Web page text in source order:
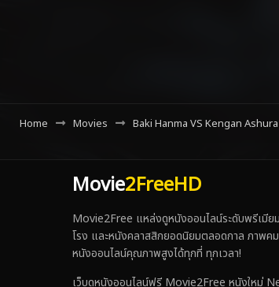
Home Movies Baki Hanma VS Kengan Ashura
Movie2FreeHD
Movie2Free แหล่งดูหนังออนไลน์ระดับพรีเมีย
โรง และหนังคลาสสิกยอดนิยมตลอดกาล ภาพค
หนังออนไลน์คุณภาพสูงได้ทุกที่ ทุกเวลา!
เว็บดูหนังออนไลน์ฟรี Movie2Free หนังใหม่